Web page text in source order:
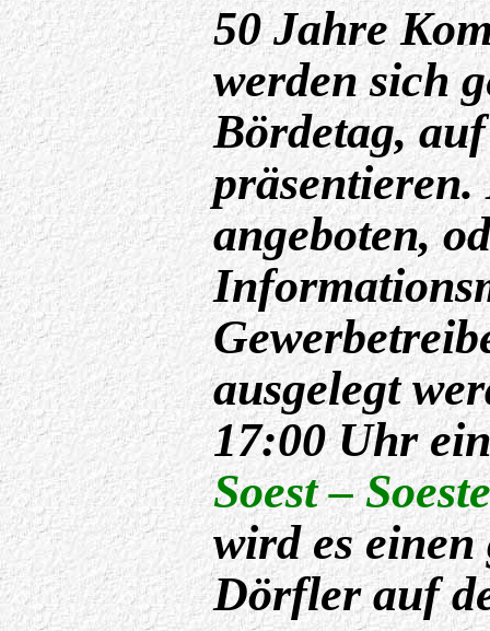
50 Jahre
werden sich
Bördetag,
angeboten,
ausgelegt
17:00 Uhr
Soest –
wird es
Dörfler auf